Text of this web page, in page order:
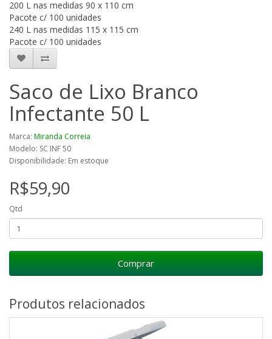
200 L nas medidas 90 x 110 cm
Pacote c/ 100 unidades
240 L nas medidas 115 x 115 cm
Pacote c/ 100 unidades
Saco de Lixo Branco
Infectante 50 L
Marca: Miranda Correia
Modelo: SC INF 50
Disponibilidade: Em estoque
R$59,90
Qtd
Comprar
Produtos relacionados